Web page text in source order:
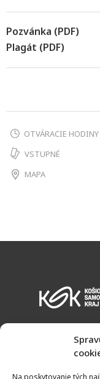
Na poskytovanie tých
Pozvánka (PDF)
Plagát (PDF)
OTVÁRACIE HODINY
VSTUPNÉ
MAPA
KALENDÁR